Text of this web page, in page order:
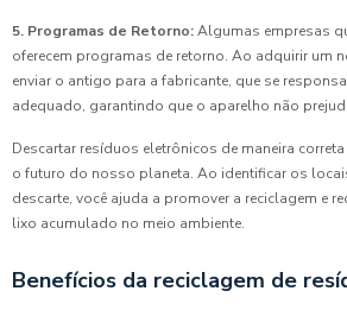
5. Programas de Retorno:Algumas empresas
oferecem programas de retorno. Ao adquirir um
enviar o antigo para a fabricante, que se
adequado, garantindo que o aparelho não
Descartar resíduos eletrônicos de maneira
o futuro do nosso planeta. Ao identificar os
descarte, você ajuda a promover a reciclagem e
lixo acumulado no meio ambiente.
Benefícios da reciclagem de